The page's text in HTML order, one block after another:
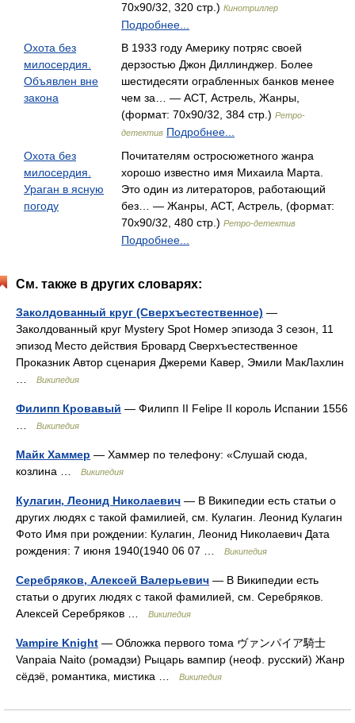
70x90/32, 320 стр.) Кинотриллер
Подробнее...
Охота без
милосердия.
Объявлен вне
закона
В 1933 году Америку потряс своей
дерзостью Джон Диллинджер. Более
шестидесяти ограбленных банков менее
чем за… — АСТ, Астрель, Жанры,
(формат: 70x90/32, 384 стр.) Ретро-
детектив Подробнее...
Охота без
милосердия.
Ураган в ясную
погоду
Почитателям остросюжетного жанра
хорошо известно имя Михаила Марта.
Это один из литераторов, работающий
без… — Жанры, АСТ, Астрель, (формат:
70x90/32, 480 стр.) Ретро-детектив
Подробнее...
См. также в других словарях:
Заколдованный круг (Сверхъестественное) —
Заколдованный круг Mystery Spot Номер эпизода 3 сезон, 11
эпизод Место действия Бровард Сверхъестественное
Проказник Автор сценария Джереми Кавер, Эмили МакЛахлин
Википедия
Филипп Кровавый — Филипп II Felipe II король Испании 1556
Википедия
Майк Хаммер — Хаммер по телефону: «Слушай сюда,
козлина …
Википедия
Кулагин, Леонид Николаевич — В Википедии есть статьи о
других людях с такой фамилией, см. Кулагин. Леонид Кулагин
Фото Имя при рождении: Кулагин, Леонид Николаевич Дата
рождения: 7 июня 1940(1940 06 07 …
Википедия
Серебряков, Алексей Валерьевич — В Википедии есть
статьи о других людях с такой фамилией, см. Серебряков.
Алексей Серебряков …
Википедия
Vampire Knight — Обложка первого тома ヴァンパイア騎士
Vanpaia Naito (ромадзи) Рыцарь вампир (неоф. русский) Жанр
сёдзё, романтика, мистика …
Википедия